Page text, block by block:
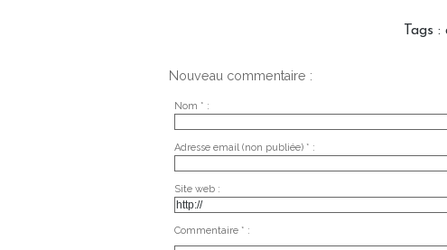
Tags :
Nouveau commentaire :
Nom * :
Adresse email (non publiée) * :
Site web :
Commentaire * :